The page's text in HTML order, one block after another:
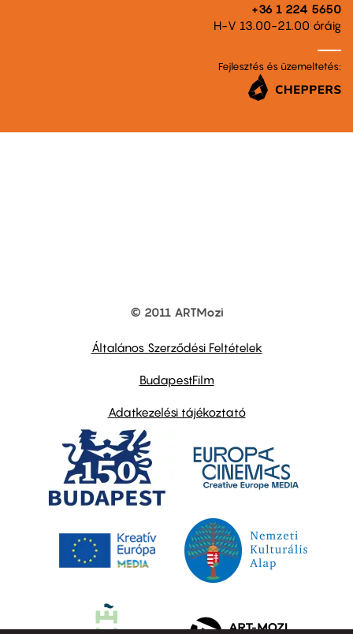
+36 1 224 5650
H-V 13.00-21.00 óráig
Fejlesztés és üzemeltetés:
© 2011 ARTMozi
Általános Szerződési Feltételek
BudapestFilm
Adatkezelési tájékoztató